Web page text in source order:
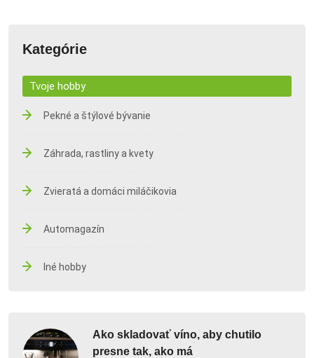
Kategórie
Tvoje hobby
Pekné a štýlové bývanie
Záhrada, rastliny a kvety
Zvieratá a domáci miláčikovia
Automagazín
Iné hobby
Ako skladovať víno, aby chutilo
presne tak, ako má